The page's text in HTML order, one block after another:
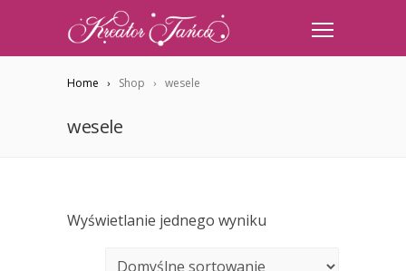
Home Shop wesele
wesele
Wyświetlanie jednego wyniku